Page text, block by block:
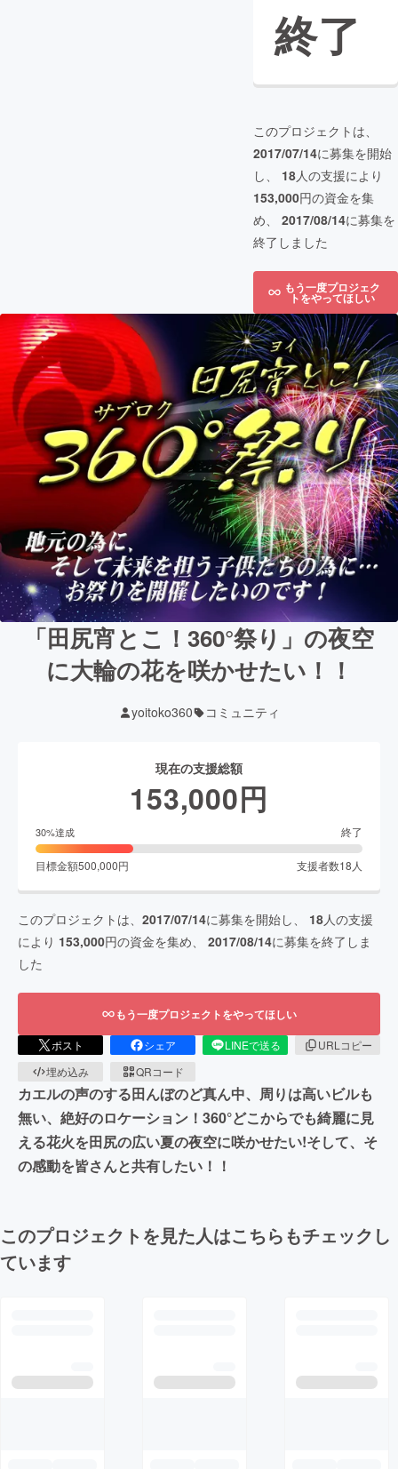
終了
このプロジェクトは、
2017/07/14に募集を開始
し、 18人の支援により
153,000円の資金を集
め、 2017/08/14に募集を
終了しました
もう一度プロジェク
トをやってほしい
「田尻宵とこ！360°祭り」の夜空
に大輪の花を咲かせたい！！
yoitoko360 コミュニティ
現在の支援総額
153,000円
30%達成 終了
目標金額500,000円 支援者数18 人
このプロジェクトは、 2017/07/14に募集を開始し、 18人の支援
により 153,000円の資金を集め、 2017/08/14に募集を終了しま
した
もう一度プロジェクトをやってほしい
ポスト シェア LINEで送る
URLコピー
埋め込み
QRコード
カエルの声のする田んぼのど真ん中、周りは高いビルも
無い、絶好のロケーション！360°どこからでも綺麗に見
える花火を田尻の広い夏の夜空に咲かせたい!そして、そ
の感動を皆さんと共有したい！！
このプロジェクトを見た人はこちらもチェックし
ています